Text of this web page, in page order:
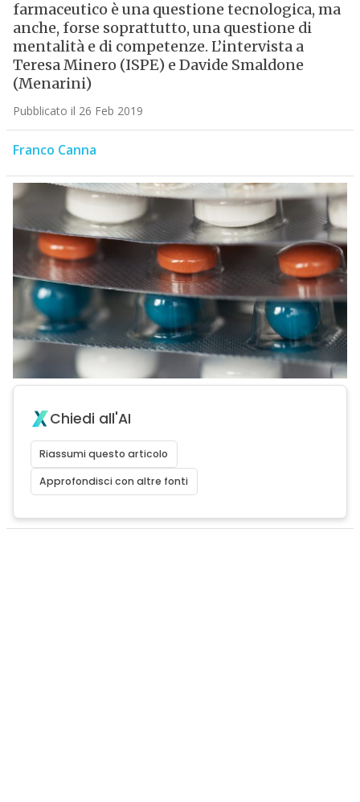
farmaceutico è una questione tecnologica, ma
anche, forse soprattutto, una questione di
mentalità e di competenze. L’intervista a
Teresa Minero (ISPE) e Davide Smaldone
(Menarini)
Pubblicato il 26 Feb 2019
Franco Canna
Chiedi all'AI
Riassumi questo articolo
Approfondisci con altre fonti